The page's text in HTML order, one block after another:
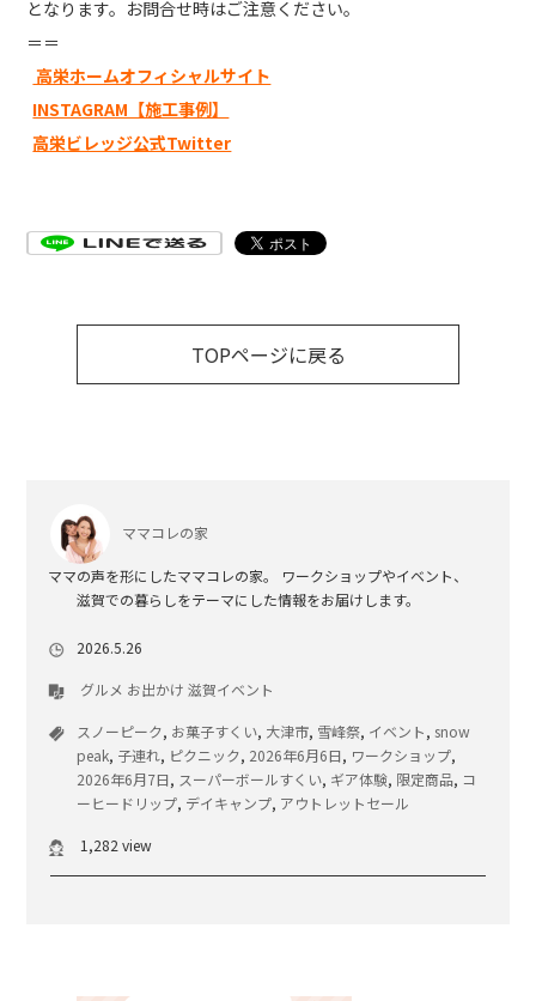
となります。お問合せ時はご注意ください。
＝＝
高栄ホームオフィシャルサイト
INSTAGRAM【施工事例】
高栄ビレッジ公式Twitter
TOPページに戻る
ママコレの家
ママの声を形にしたママコレの家。 ワークショップやイベント、
滋賀での暮らしをテーマにした情報をお届けします。
2026.5.26
グルメ お出かけ 滋賀イベント
スノーピーク, お菓子すくい, 大津市, 雪峰祭, イベント,snow
peak, 子連れ, ピクニック, 2026年6月6日, ワークショップ,
2026年6月7日, スーパーボールすくい, ギア体験, 限定商品, コ
ーヒードリップ, デイキャンプ, アウトレットセール
1,282 view